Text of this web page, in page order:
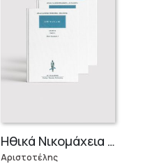
Ηθικά Νικομάχεια (3 τόμοι)
Αριστοτέλης